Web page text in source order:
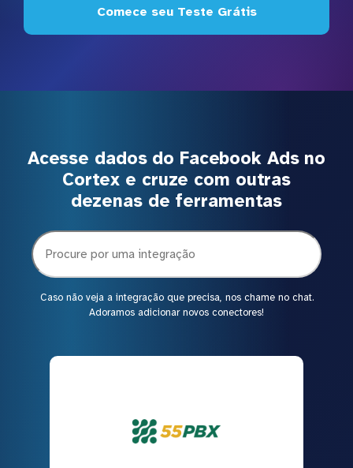
Comece seu Teste Grátis
Acesse dados do Facebook Ads no
Cortex e cruze com outras
dezenas de ferramentas
Caso não veja a integração que precisa, nos chame no chat.
Adoramos adicionar novos conectores!